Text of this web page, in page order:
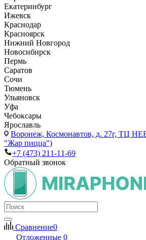
Екатеринбург
Ижевск
Краснодар
Красноярск
Нижний Новгород
Новосибирск
Пермь
Саратов
Сочи
Тюмень
Ульяновск
Уфа
Чебоксары
Ярославль
Воронеж, Космонавтов, д. 27г, ТЦ
"Жар пицца")
+7 (473) 211-11-69
Обратный звонок
Сравнение0
Отложенные 0